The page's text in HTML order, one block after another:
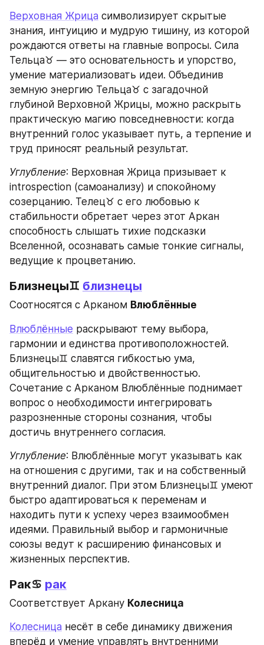
Верховная Жрица символизирует скрытые
знания, интуицию и мудрую тишину, из которой
рождаются ответы на главные вопросы. Сила
Тельца♉ — это основательность и упорство,
умение материализовать идеи. Объединив
земную энергию Тельца♉ с загадочной
глубиной Верховной Жрицы, можно раскрыть
практическую магию повседневности: когда
внутренний голос указывает путь, а терпение и
труд приносят реальный результат.
Углубление: Верховная Жрица призывает к
introspection (самоанализу) и спокойному
созерцанию. Телец♉ с его любовью к
стабильности обретает через этот Аркан
способность слышать тихие подсказки
Вселенной, осознавать самые тонкие сигналы,
ведущие к процветанию.
Близнецы♊ близнецы
Соотносятся с Арканом Влюблённые
Влюблённые раскрывают тему выбора,
гармонии и единства противоположностей.
Близнецы♊ славятся гибкостью ума,
общительностью и двойственностью.
Сочетание с Арканом Влюблённые поднимает
вопрос о необходимости интегрировать
разрозненные стороны сознания, чтобы
достичь внутреннего согласия.
Углубление: Влюблённые могут указывать как
на отношения с другими, так и на собственный
внутренний диалог. При этом Близнецы♊ умеют
быстро адаптироваться к переменам и
находить пути к успеху через взаимообмен
идеями. Правильный выбор и гармоничные
союзы ведут к расширению финансовых и
жизненных перспектив.
Рак♋ рак
Соответствует Аркану Колесница
Колесница несёт в себе динамику движения
вперёд и умение управлять внутренними